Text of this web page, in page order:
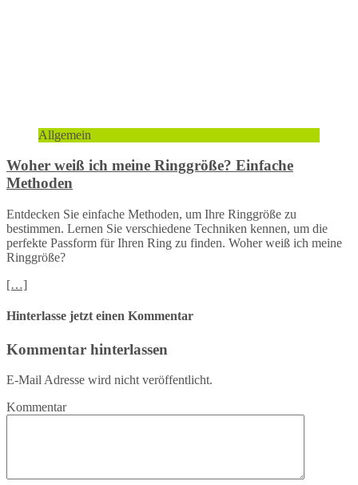
Allgemein
Woher weiß ich meine Ringgröße? Einfache
Methoden
Entdecken Sie einfache Methoden, um Ihre Ringgröße zu
bestimmen. Lernen Sie verschiedene Techniken kennen, um die
perfekte Passform für Ihren Ring zu finden. Woher weiß ich meine
Ringgröße?
[…]
Hinterlasse jetzt einen Kommentar
Kommentar hinterlassen
E-Mail Adresse wird nicht veröffentlicht.
Kommentar